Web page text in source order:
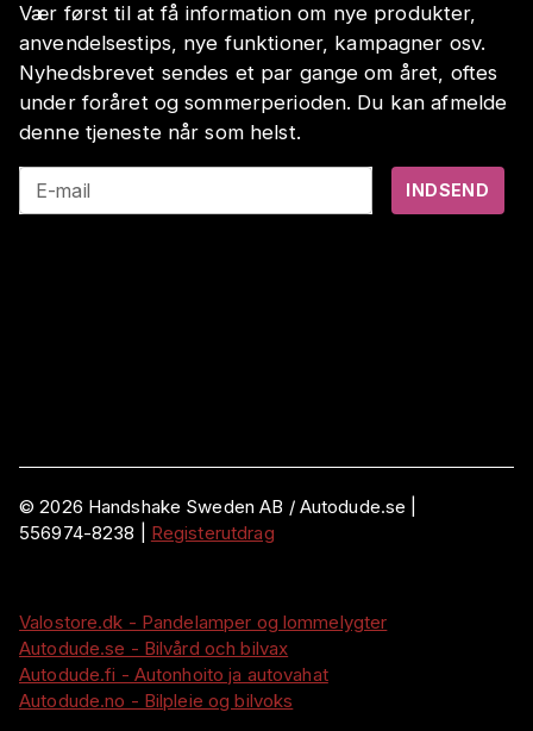
Vær først til at få information om nye produkter,
anvendelsestips, nye funktioner, kampagner osv.
Nyhedsbrevet sendes et par gange om året, oftes
under foråret og sommerperioden. Du kan afmelde
denne tjeneste når som helst.
E-mail INDSEND
©2026 Handshake Sweden AB / Autodude.se |
556974-8238
Registerutdrag
Valostore.dk - Pandelamper og lommelygter
Autodude.se - Bilvård och bilvax
Autodude.fi - Autonhoito ja autovahat
Autodude.no - Bilpleie og bilvoks